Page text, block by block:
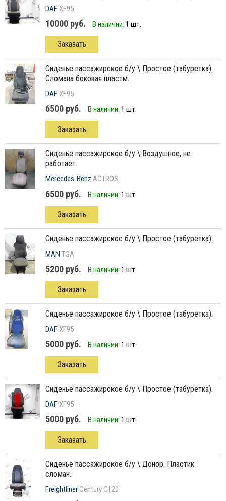
DAFXF95
10000 руб. В наличии: 1 шт.
Заказать
сиденье пассажирское б/у \ Простое (табуретка).
Сломана боковая пластм.
DAFXF95
6500 руб. В наличии: 1 шт.
Заказать
сиденье пассажирское б/у \ Воздушное, не
работает.
Mercedes-Benz ACTROS
6500 руб. В наличии: 1 шт.
Заказать
сиденье пассажирское б/у \ Простое (табуретка).
MAN TGA
5200 руб. В наличии: 1 шт.
Заказать
сиденье пассажирское б/у \ Простое (табуретка).
DAFXF95
5000 руб. В наличии: 1 шт.
Заказать
сиденье пассажирское б/у \ Простое (табуретка).
DAFXF95
5000 руб. В наличии: 1 шт.
Заказать
сиденье пассажирское б/у \ Донор. Пластик
сломан.
FreightlinerCentury C120